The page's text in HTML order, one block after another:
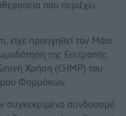
που περιέχει
είχε προηγηθεί τον Μάιο
της Επιτροπής
Χρήση (CHMP) του
Φαρμάκων.
συγκεκριμένο συνδυασμό